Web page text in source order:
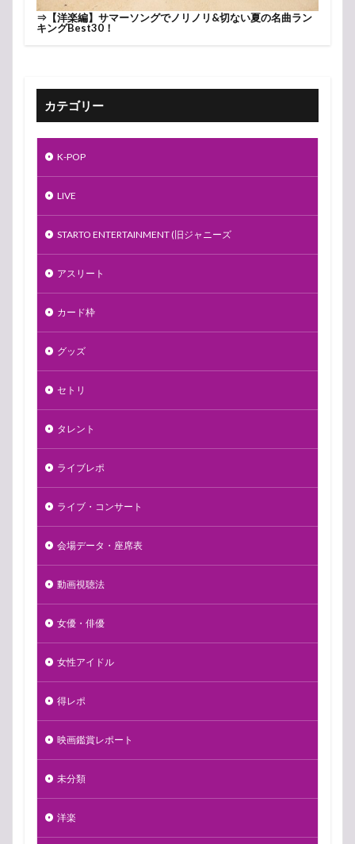
⇒ 【洋楽編】サマーソングでノリノリ&切ない夏の名曲ラン
キングBest30！
カテゴリー
K-POP
LIVE
STARTO ENTERTAINMENT (旧ジャニーズ
アスリート
カード枠
グッズ
セトリ
タレント
ライブレポ
ライブ・コンサート
会場データ・座席表
動画視聴法
女優・俳優
女性アイドル
得レポ
映画鑑賞レポート
未分類
洋楽